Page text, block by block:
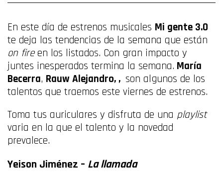
En este día de estrenos musicales Mi gente 3.0
te deja las tendencias de la semana que están
on fireen los listados. Con gran impacto y
juntes inesperados termina la semana. María
Becerra, Rauw Alejandro, , son algunos de los
talentos que traemos este viernes de estrenos.
Toma tus auriculares y disfruta de una playlist
varia en la que el talento y la novedad
prevalece.
Yeison Jiménez – La llamada